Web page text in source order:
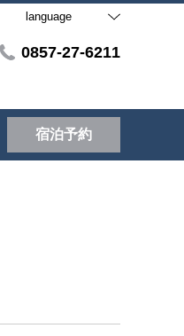
language
0857-27-6211
宿泊予約